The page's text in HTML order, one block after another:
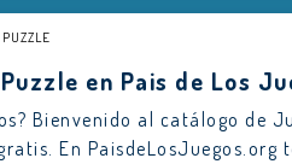
en Pais de Los
Bienvenido al catálogo de
En